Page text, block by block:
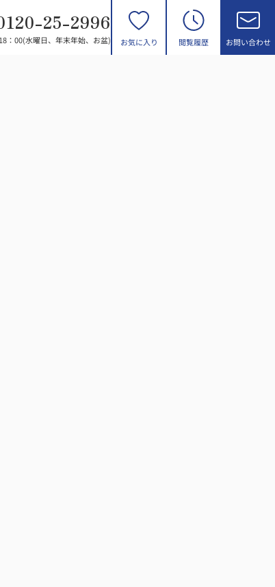
25-2996
：00(水曜日、年末年始、お盆) お気に入り 閲覧履歴 お問い合わせ